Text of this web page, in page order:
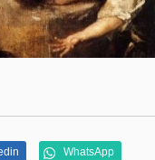
WhatsApp